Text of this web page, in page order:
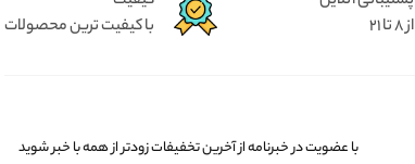
از 8 تا 21
با کیفیت ترین محصولات
با عضویت در خبرنامه از آخرین تخفیفات زودتر از همه با خبر شوید